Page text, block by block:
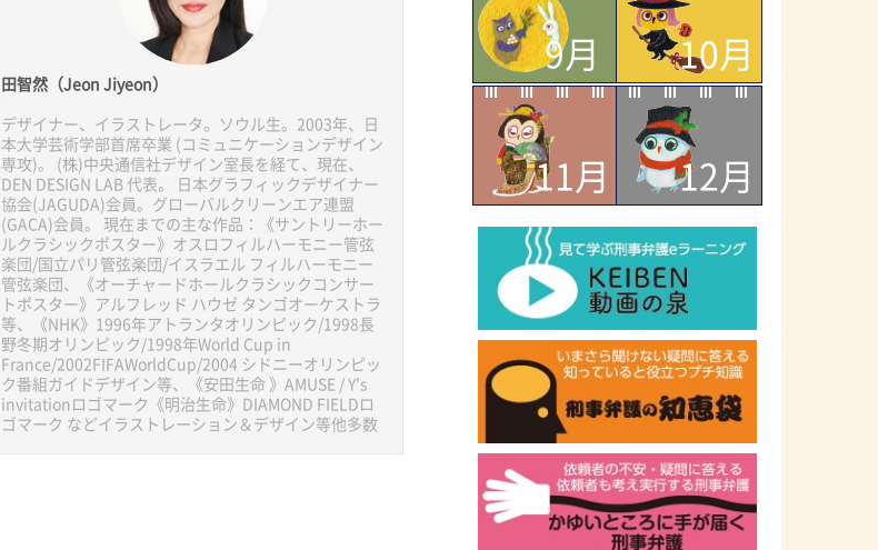
田智然（Jeon Jiyeon）
デザイナー、イラストレータ。ソウル生。2003年、日
本大学芸術学部首席卒業 (コミュニケーションデザイン
専攻)。 (株)中央通信社デザイン室長を経て、現在、
DEN DESIGN LAB 代表。 日本グラフィックデザイナー
協会(JAGUDA)会員。グローバルクリーンエア連盟
(GACA)会員。 現在までの主な作品：《サントリーホー
ルクラシックポスター》オスロフィルハーモニー管弦
楽団/国立パリ管弦楽団/イスラエル フィルハーモニー
管弦楽団、《オーチャードホールクラシックコンサー
トポスター》アルフレッド ハウゼ タンゴオーケストラ
等、《NHK》1996年アトランタオリンピック/1998長
野冬期オリンピック/1998年World Cup in
France/2002FIFAWorldCup/2004 シドニーオリンピッ
ク番組ガイドデザイン等、《安田生命 》AMUSE / Y's
invitationロゴマーク《明治生命》DIAMOND FIELDロ
ゴマーク などイラストレーション＆デザイン等他多数
9月 10月
11月 12月